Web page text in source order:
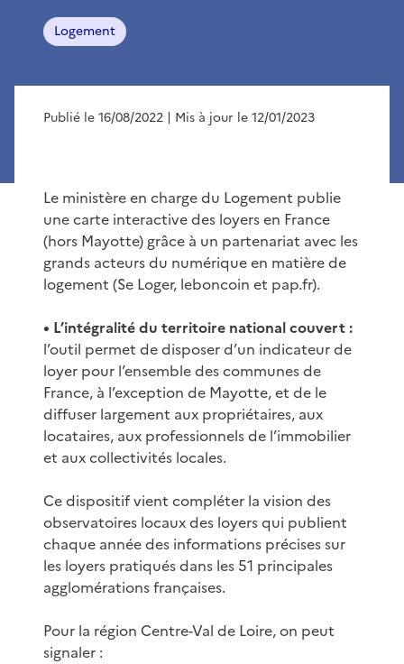
Logement
Publié le 16/08/2022 | Mis à jour le 12/01/2023
Le ministère en charge du Logement publie
une carte interactive des loyers en France
(hors Mayotte) grâce à un partenariat avec les
grands acteurs du numérique en matière de
logement (Se Loger, leboncoin et pap.fr).
• L’intégralité du territoire national couvert :
l’outil permet de disposer d’un indicateur de
loyer pour l’ensemble des communes de
France, à l’exception de Mayotte, et de le
diffuser largement aux propriétaires, aux
locataires, aux professionnels de l’immobilier
et aux collectivités locales.
Ce dispositif vient compléter la vision des
observatoires locaux des loyers qui publient
chaque année des informations précises sur
les loyers pratiqués dans les 51 principales
agglomérations françaises.
Pour la région Centre-Val de Loire, on peut
signaler :